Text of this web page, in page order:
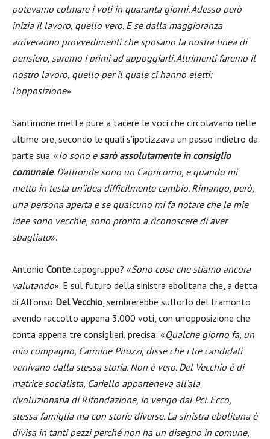
potevamo colmare i voti in quaranta giorni. Adesso però
inizia il lavoro, quello vero. E se dalla maggioranza
arriveranno provvedimenti che sposano la nostra linea di
pensiero, saremo i primi ad appoggiarli. Altrimenti faremo il
nostro lavoro, quello per il quale ci hanno eletti:
l’opposizione».
Santimone mette pure a tacere le voci che circolavano nelle
ultime ore, secondo le quali s’ipotizzava un passo indietro da
parte sua. «Io sono esarò assolutamente in consiglio
comunale. D’altronde sono un Capricorno, e quando mi
metto in testa un’idea difficilmente cambio. Rimango, però,
una persona aperta e se qualcuno mi fa notare che le mie
idee sono vecchie, sono pronto a riconoscere di aver
sbagliato».
Antonio Conte capogruppo? «Sono cose che stiamo ancora
valutando». E sul futuro della sinistra ebolitana che, a detta
di Alfonso Del Vecchio, sembrerebbe sull’orlo del tramonto
avendo raccolto appena 3.000 voti, con un’opposizione che
conta appena tre consiglieri, precisa: «Qualche giorno fa, un
mio compagno, Carmine Pirozzi, disse che i tre candidati
venivano dalla stessa storia. Non è vero. Del Vecchio è di
matrice socialista, Cariello apparteneva all’ala
rivoluzionaria di Rifondazione, io vengo dal Pci. Ecco,
stessa famiglia ma con storie diverse. La sinistra ebolitana è
divisa in tanti pezzi perché non ha un disegno in comune,